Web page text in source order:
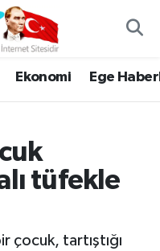
Ekonomi Ege
tüfekle
çocuk, tartıştığı
Haritası
Fikstür